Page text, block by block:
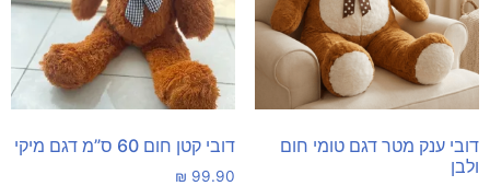
דובי ענק מטר דגם טומי חום
ולבן
דובי קטן חום 60 ס”מ דגם מיקי
₪ 99.90